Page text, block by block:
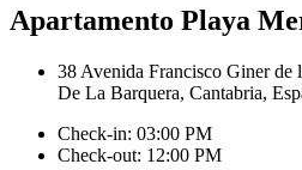
Apartamento Playa
38 Avenida Francisco Giner de
De La Barquera, Cantabria,
Check-in: 03:00 PM
Check-out: 12:00 PM